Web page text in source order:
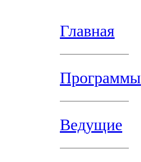
Главная
Программы
Ведущие